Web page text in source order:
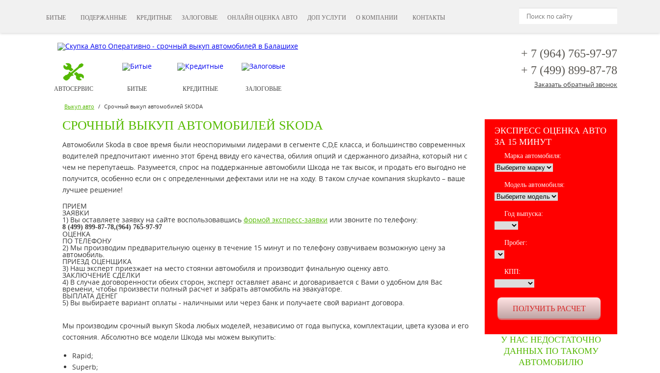
БИТЫЕ ПОДЕРЖАННЫЕ КРЕДИТНЫЕ ЗАЛОГОВЫЕ ОНЛАЙН ОЦЕНКА АВТО ДОП УСЛУГИ О КОМПАНИИ КОНТАКТЫ
+ 7 (964) 765-97-97
+ 7 (499) 899-87-78
Заказать обратный звонок
АВТОСЕРВИС БИТЫЕ КРЕДИТНЫЕ ЗАЛОГОВЫЕ
Выкуп авто / Срочный выкуп автомобилей SKODA
ЭКСПРЕСС ОЦЕНКА АВТО
ЗА 15 МИНУТ
Марка автомобиля:
Модель автомобиля:
Год выпуска:
Пробег:
КПП:
У НАС НЕДОСТАТОЧНО
ДАННЫХ ПО ТАКОМУ
АВТОМОБИЛЮ
СРОЧНЫЙ ВЫКУП АВТОМОБИЛЕЙ SKODA
Автомобили Skoda в свое время были неоспоримыми лидерами в сегменте C,D,E класса, и большинство современных
водителей предпочитают именно этот бренд ввиду его качества, обилия опций и сдержанного дизайна, который ни с
чем не перепутаешь. Разумеется, спрос на поддержанные автомобили Шкода не так высок, и продать его выгодно не
получится, особенно если он с определенными дефектами или не на ходу. В таком случае компания skupkavto – ваше
лучшее решение!
ПРИЕМ
ЗАЯВКИ
1) Вы оставляете заявку на сайте воспользовавшись формой экспресс-заявки или звоните по телефону:
8 (499) 899-87-78,(964) 765-97-97
ОЦЕНКА
ПО ТЕЛЕФОНУ
2) Мы производим предварительную оценку в течение 15 минут и по телефону озвучиваем возможную цену за
автомобиль.
ПРИЕЗД ОЦЕНЩИКА
3) Наш эксперт приезжает на место стоянки автомобиля и производит финальную оценку авто.
ЗАКЛЮЧЕНИЕ СДЕЛКИ
4) В случае договоренности обеих сторон, эксперт оставляет аванс и договаривается с Вами о удобном для Вас
времени, чтобы произвести полный расчет и забрать автомобиль на эвакуаторе.
ВЫПЛАТА ДЕНЕГ
5) Вы выбираете вариант оплаты - наличными или через банк и получаете свой вариант договора.
Мы производим срочный выкуп Skoda любых моделей, независимо от года выпуска, комплектации, цвета кузова и его
состояния. Абсолютно все модели Шкода мы можем выкупить:
Rapid;
Superb;